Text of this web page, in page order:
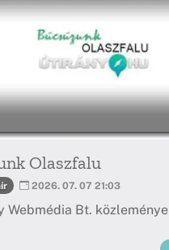
Olaszfalu
2026. 07. 07 21:03
Webmédia Bt. közleménye